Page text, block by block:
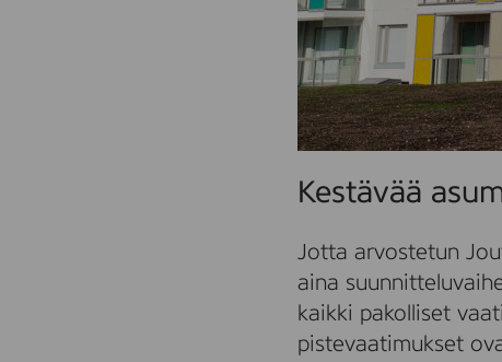
Kestävää
Jotta arvostetun
aina
kaikki pakolliset
pistevaatimukset